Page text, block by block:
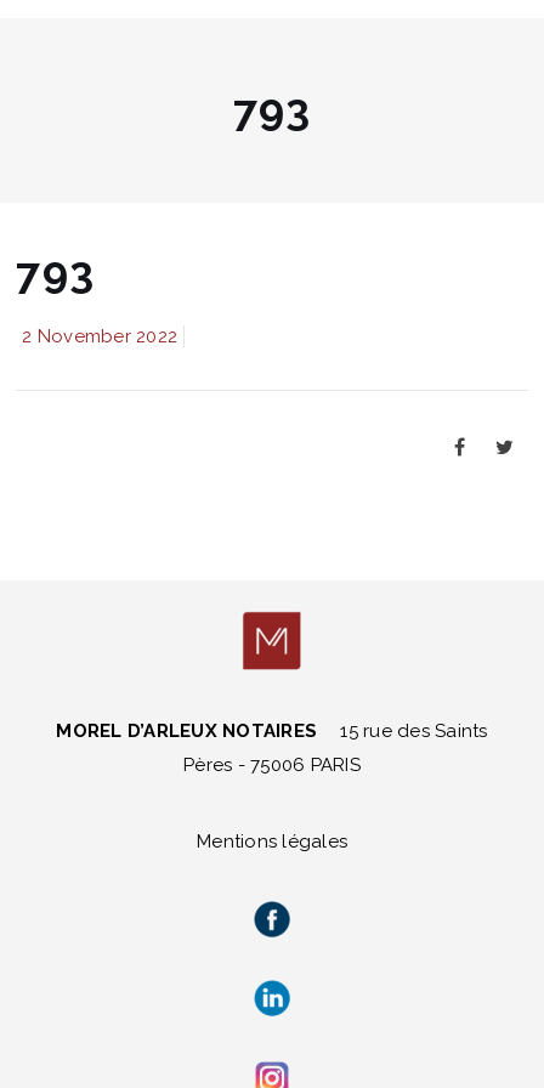
793
793
2 November 2022
MOREL D’ARLEUX NOTAIRES
15 rue des Saints
Pères - 75006 PARIS
Mentions légales